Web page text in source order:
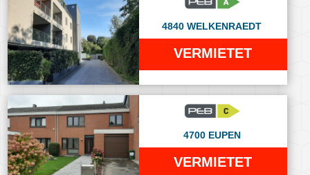
4840 WELKENRAEDT
VERMIETET
4700 EUPEN
VERMIETET